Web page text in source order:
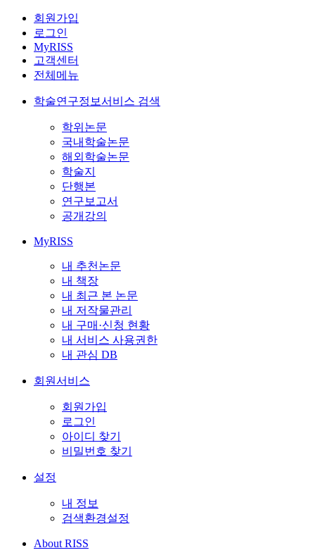
회원가입
로그인
MyRISS
고객센터
전체메뉴
학술연구정보서비스 검색
학위논문
국내학술논문
해외학술논문
학술지
단행본
연구보고서
공개강의
MyRISS
내 추천논문
내 책장
내 최근 본 논문
내 저작물관리
내 구매·신청 현황
내 서비스 사용권한
내 관심 DB
회원서비스
회원가입
로그인
아이디 찾기
비밀번호 찾기
설정
내 정보
검색환경설정
About RISS